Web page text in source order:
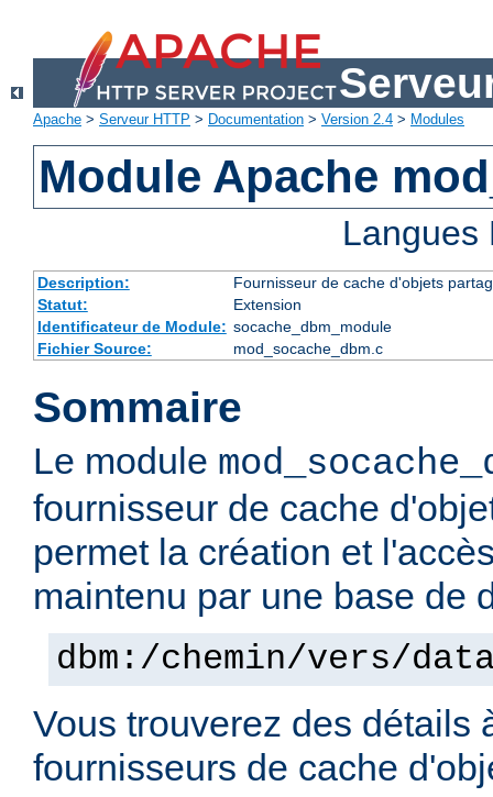
Apache > Serveur HTTP > Documentation > Version 2.4 > Modules
Module Apache
Description:
Fournisseur de cache d'objets
Statut:
Extension
Identificateur de Module: socache_dbm_module
Fichier Source:
mod_socache_dbm.c
Sommaire
Le module
fournisseur de cache
permet la création et
maintenu par une base de
dbm:/chemin/vers/
Vous trouverez des détails
fournisseurs de cache